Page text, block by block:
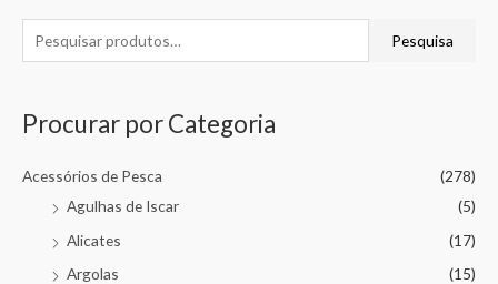
Pesquisa
Procurar por Categoria
Acessórios de Pesca
(278)
Agulhas de Iscar
(5)
Alicates
(17)
Argolas
(15)